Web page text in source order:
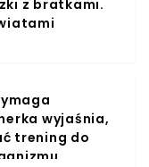
z bratkami.
wyjaśnia,
trening do